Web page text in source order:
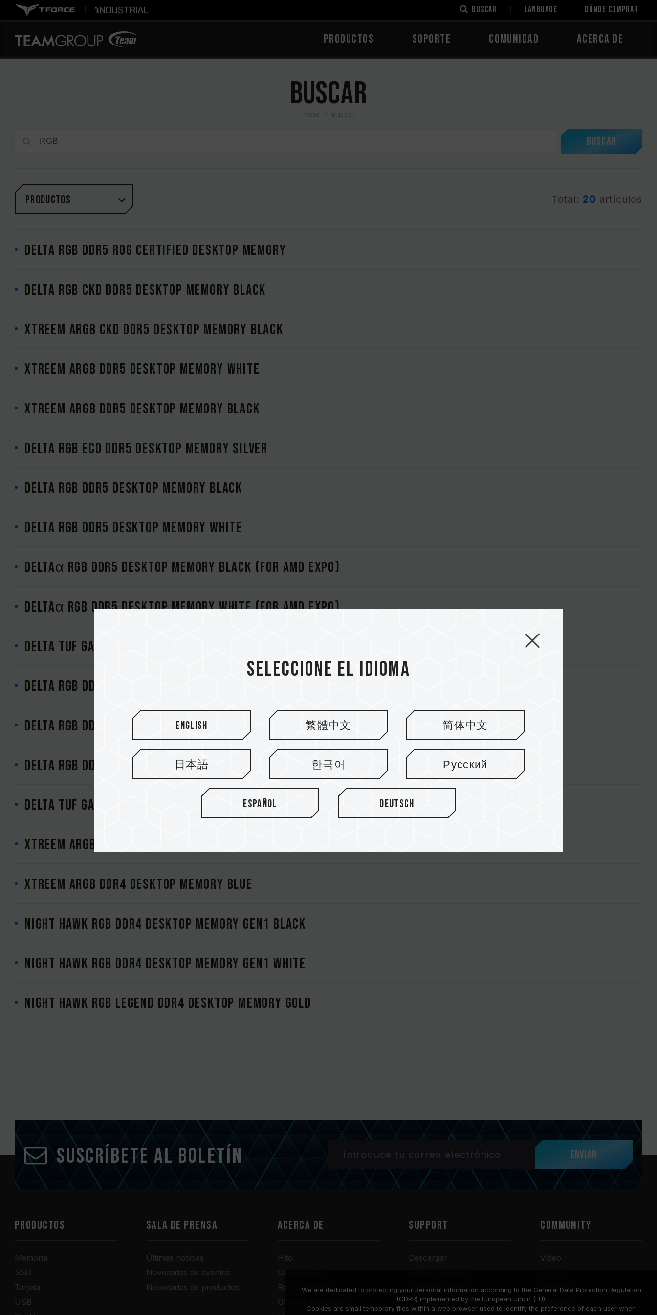
Buscar LANGUAGE Dónde comprar
PRODUCTOS Soporte Comunidad Acerca de
Buscar
Buscar
PRODUCTOS Total: 20 artículos
DELTA RGB DDR5 ROG CERTIFIED DESKTOP MEMORY
DELTA RGB CKD DDR5 DESKTOP MEMORY BLACK
XTREEM ARGB CKD DDR5 DESKTOP MEMORY BLACK
XTREEM ARGB DDR5 DESKTOP MEMORY WHITE
XTREEM ARGB DDR5 DESKTOP MEMORY BLACK
DELTA RGB ECO DDR5 DESKTOP MEMORY SILVER
DELTA RGB DDR5 DESKTOP MEMORY BLACK
DELTA RGB DDR5 DESKTOP MEMORY WHITE
DELTAα RGB DDR5 DESKTOP MEMORY BLACK (FOR AMD EXPO)
DELTAα RGB DDR5 DESKTOP MEMORY WHITE (FOR AMD EXPO)
DELTA TUF Gaming Alliance RGB DDR5 DESKTOP MEMORY
DELTA RGB DDR5 VALKYRIE Edition DESKTOP MEMORY
DELTA RGB DDR4 DESKTOP MEMORY BLACK
DELTA RGB DDR4 DESKTOP MEMORY WHITE
DELTA TUF Gaming Alliance RGB DDR4 DESKTOP MEMORY
XTREEM ARGB DDR4 DESKTOP MEMORY WHITE
XTREEM ARGB DDR4 DESKTOP MEMORY BLUE
NIGHT HAWK RGB DDR4 DESKTOP MEMORY Gen1 BLACK
NIGHT HAWK RGB DDR4 DESKTOP MEMORY Gen1 WHITE
NIGHT HAWK RGB Legend DDR4 DESKTOP MEMORY GOLD
Suscríbete al boletín Enviar
PRODUCTOS
Memoria
SSD
Tarjeta
USB
Sala de prensa
Últimas noticias
Novedades de eventos
Novedades de productos
Acerca de
Hito
Certificación
Reclutamiento
Oficinas mundiales
SUPPORT
Descargar
Dónde comprar
Centro de socios
Servicio de consultas
COMMUNITY
Vídeo
Evento
Artículo
Galerías
Seleccione el idioma
English 繁體中文 简体中文
日本語 한국어 Русский
Español Deutsch
We are dedicated to protecting your personal information according to the General Data Protection Regulation
(GDPR) implemented by the European Union (EU).
Cookies are small temporary files within a web browser used to identify the preference of each user when